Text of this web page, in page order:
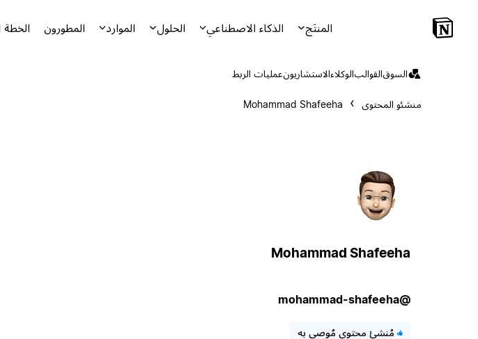
المنتَج الذكاء الاصطناعي الحلول الموارد المطورون
السوقالقوالبالوكلاءالاستشاريونعمليات الربط
منشئو المحتوى Mohammad Shafeeha
Mohammad Shafeeha
@mohammad-shafeeha
مُنشئ محتوى مُوصى به